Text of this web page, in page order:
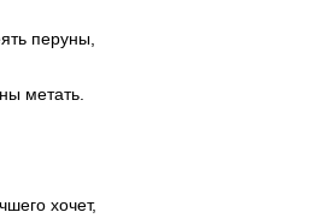
перуны,
метать.
хочет,